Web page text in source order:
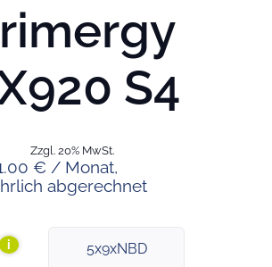
S4
€ / Monat,
abgerechnet
Zzgl. 20% MwSt.
i 5x9xNBD